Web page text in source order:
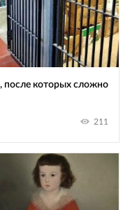
после которых сложно
211